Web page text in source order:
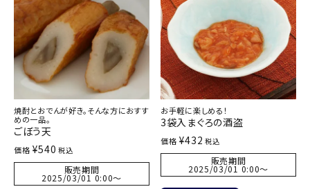
焼酎とおでんが好き。そんな方におすす
めの一品。
ごぼう天
価格 ¥540 税込
販売期間
2025/03/01 0:00〜
お手軽に楽しめる！
3袋入まぐろの酒盗
価格 ¥432 税込
販売期間
2025/03/01 0:00〜